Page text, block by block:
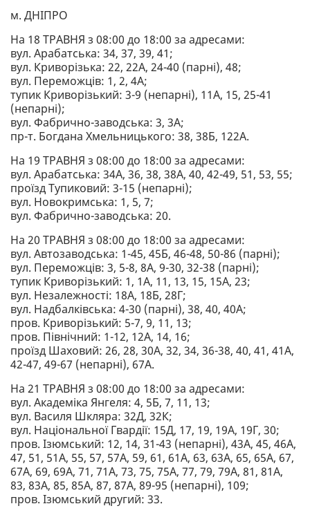
м. ДНІПРО
На 18 ТРАВНЯ з 08:00 до 18:00 за адресами:
вул. Арабатська: 34, 37, 39, 41;
вул. Криворізька: 22, 22А, 24-40 (парні), 48;
вул. Переможців: 1, 2, 4А;
тупик Криворізький: 3-9 (непарні), 11А, 15, 25-41
(непарні);
вул. Фабрично-заводська: 3, 3А;
пр-т. Богдана Хмельницького: 38, 38Б, 122А.
На 19 ТРАВНЯ з 08:00 до 18:00 за адресами:
вул. Арабатська: 34А, 36, 38, 38А, 40, 42-49, 51, 53, 55;
проїзд Тупиковий: 3-15 (непарні);
вул. Новокримська: 1, 5, 7;
вул. Фабрично-заводська: 20.
На 20 ТРАВНЯ з 08:00 до 18:00 за адресами:
вул. Автозаводська: 1-45, 45Б, 46-48, 50-86 (парні);
вул. Переможців: 3, 5-8, 8А, 9-30, 32-38 (парні);
тупик Криворізький: 1, 1А, 11, 13, 15, 15А, 23;
вул. Незалежності: 18А, 18Б, 28Г;
вул. Надбалківська: 4-30 (парні), 38, 40, 40А;
пров. Криворізький: 5-7, 9, 11, 13;
пров. Північний: 1-12, 12А, 14, 16;
проїзд Шаховий: 26, 28, 30А, 32, 34, 36-38, 40, 41, 41А,
42-47, 49-67 (непарні), 67А.
На 21 ТРАВНЯ з 08:00 до 18:00 за адресами:
вул. Академіка Янгеля: 4, 5Б, 7, 11, 13;
вул. Василя Шкляра: 32Д, 32К;
вул. Національної Гвардії: 15Д, 17, 19, 19А, 19Г, 30;
пров. Ізюмський: 12, 14, 31-43 (непарні), 43А, 45, 46А,
47, 51, 51А, 55, 57, 57А, 59, 61, 61А, 63, 63А, 65, 65А, 67,
67А, 69, 69А, 71, 71А, 73, 75, 75А, 77, 79, 79А, 81, 81А,
83, 83А, 85, 85А, 87, 87А, 89-95 (непарні), 109;
пров. Ізюмський другий: 33.